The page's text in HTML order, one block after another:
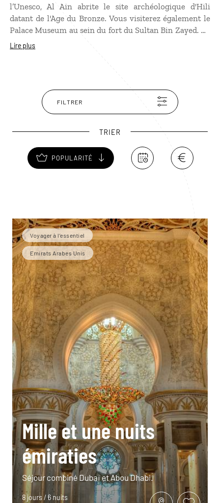
l’Unesco, Al Ain abrite le site archéologique d'Hili
datant de l'Age du Bronze. Vous visiterez également le
Palace Museum au sein du fort du Sultan Bin Zayed. Ce
sera l'occasion de mieux connaître le patrimoine
marchandage des négociants venus vendre leurs
meilleurs camélidés. Les plus sportifs iront ensuite au
Wadi Adventure Park, parcours artificiel de descente en
sur des vagues artificielles.
Lire plus
FILTRER
TRIER
POPULARITÉ
Voyager à l’essentiel
Emirats Arabes Unis
Mille et une nuits
émiraties
Séjour combiné Dubaï et Abou Dhabi.
8 jours / 6 nuits